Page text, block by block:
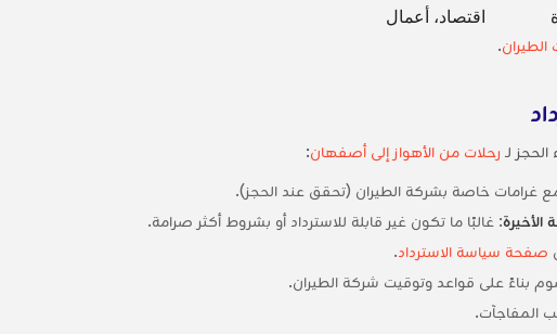
اقتصاد، أعمال
.
رحلات من الأهواز إلى أصفهان:
مع غرامات خاصة بشركة الطيران (تحقق عند الحجز).
الأخيرة: غالبًا ما تكون غير قابلة للاسترداد أو بشروط أكثر صرامة.
صفحة سياسة الاسترداد.
بناءً على قواعد وتوقيت شركة الطيران.
المفاجآت.